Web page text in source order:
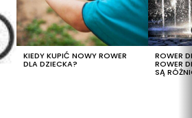
KIEDY KUPIĆ NOWY ROWER
DLA DZIECKA?
ROWER
ROWER
SĄ